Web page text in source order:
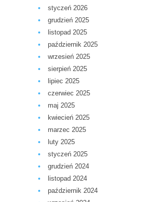
styczeń 2026
grudzień 2025
listopad 2025
październik 2025
wrzesień 2025
sierpień 2025
lipiec 2025
czerwiec 2025
maj 2025
kwiecień 2025
marzec 2025
luty 2025
styczeń 2025
grudzień 2024
listopad 2024
październik 2024